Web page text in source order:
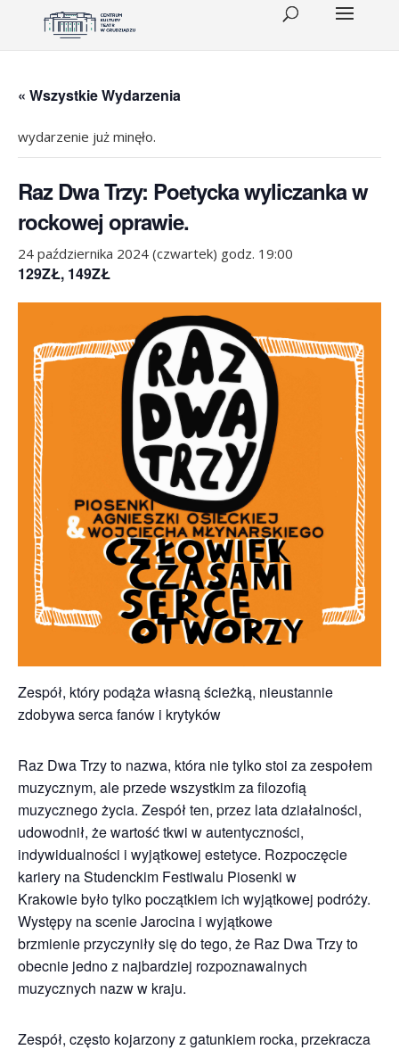
« Wszystkie Wydarzenia
wydarzenie już minęło.
Raz Dwa Trzy: Poetycka wyliczanka w
rockowej oprawie.
24 października 2024 (czwartek) godz. 19:00
129ZŁ, 149ZŁ
Zespół, który podąża własną ścieżką, nieustannie
zdobywa serca fanów i krytyków
Raz Dwa Trzy to nazwa, która nie tylko stoi za zespołem
muzycznym, ale przede wszystkim za filozofią
muzycznego życia. Zespół ten, przez lata działalności,
udowodnił, że wartość tkwi w autentyczności,
indywidualności i wyjątkowej estetyce. Rozpoczęcie
kariery na Studenckim Festiwalu Piosenki w
Krakowie było tylko początkiem ich wyjątkowej podróży.
Występy na scenie Jarocina i wyjątkowe
brzmienie przyczyniły się do tego, że Raz Dwa Trzy to
obecnie jedno z najbardziej rozpoznawalnych
muzycznych nazw w kraju.
Zespół, często kojarzony z gatunkiem rocka, przekracza